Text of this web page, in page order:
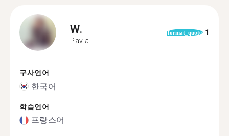
W.
Pavia
format_quote 1
구사언어
한국어
학습언어
프랑스어